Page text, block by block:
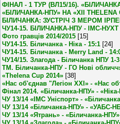
ФІНАЛ - 1 ТУР (ВЛ15/16).
«БІЛИЧАНКА-НПУ» НА «XII THELENA
БІЛИЧАНКА: ЗУСТРІЧ З МЕРОМ
ЧУ14-15. БІЛИЧАНКА-НПУ - ІМС-НУХТ
Фото гравців 2014/2015 [15]
ЧУ14-15. Біличанка - Ніка - 15:1 [24]
ЧУ14-15. Біличанка - Merry Land -
ЧУ14/15. Злагода - Біличанка НПУ 1-3
ТМ. Біличанка-НПУ - ГО Нові
«Thelena Cup 2014» [38]
«Нас об'єднав "Легіон XXI» - «Нас
Фінал 2014. «Біличанка-НПУ» -
ЧУ 13/14 «ІМС Уніспорт» -
ЧУ 13/14 «Біличанка-НПУ» - «УАБС-
ЧУ 13/14 «Ятрань» - «Біличанка-